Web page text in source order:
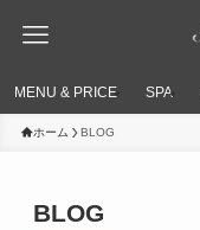
MENU & PRICE SPA
ホーム BLOG
BLOG